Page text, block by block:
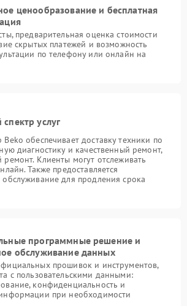
ценообразование и бесплатная
предварительная оценка стоимости
скрытых платежей и возможность
по телефону или онлайн на
услуг
обеспечивает доставку техники по
диагностику и качественный ремонт,
Клиенты могут отслеживать
Также предоставляется
обслуживание для продления срока
программные решение и
обслуживание данных
прошивок и инструментов,
с пользовательскими данными:
конфиденциальность и
при необходимости